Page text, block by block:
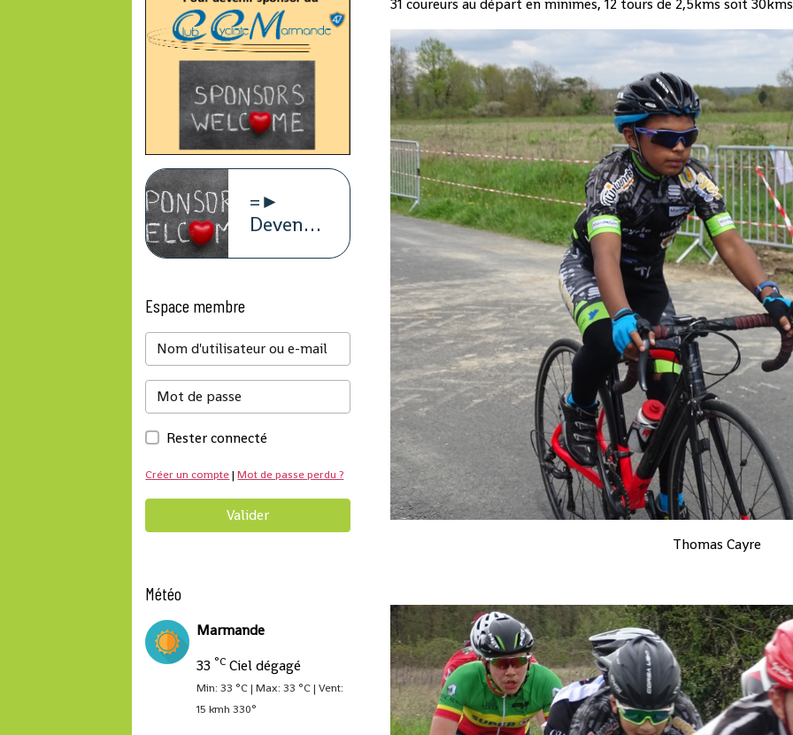
Thomas Cayre
=►
Devenez
Espace membre
Rester connecté
Créer un compte|Mot de passe perdu ?
Valider
Météo
Marmande
33 °C Ciel dégagé
Min: 33 °C | Max: 33 °C | Vent:
15 kmh 330°